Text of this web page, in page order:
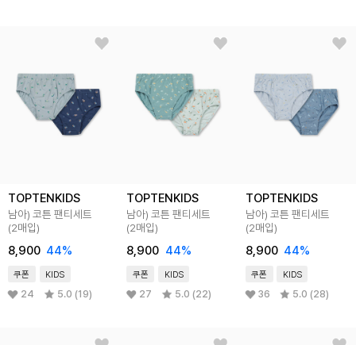
TOPTENKIDS
남아) 코튼 팬티세트
(2매입)
8,900 44%
쿠폰 KIDS
24 5.0 (19)
TOPTENKIDS
남아) 코튼 팬티세트
(2매입)
8,900 44%
쿠폰 KIDS
27 5.0 (22)
TOPTENKIDS
남아) 코튼 팬티세트
(2매입)
8,900 44%
쿠폰 KIDS
36 5.0 (28)